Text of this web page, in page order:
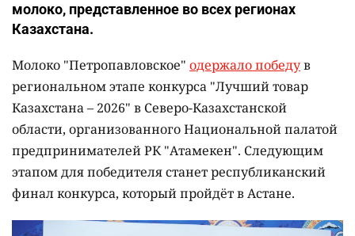
молоко, представленное во всех регионах
Казахстана.
Молоко "Петропавловское" одержало победув
региональном этапе конкурса "Лучший товар
Казахстана – 2026" в Северо-Казахстанской
области, организованного Национальной палатой
предпринимателей РК "Атамекен". Следующим
этапом для победителя станет республиканский
финал конкурса, который пройдёт в Астане.